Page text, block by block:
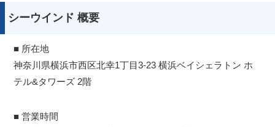
シーウインド 概要
■ 所在地
神奈川県横浜市西区北幸1丁目3-23 横浜ベイシェラトン ホ
テル&タワーズ 2階
■ 営業時間